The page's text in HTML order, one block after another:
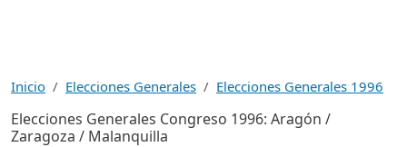
Inicio Elecciones Generales Elecciones Generales 1996
Elecciones Generales Congreso 1996: Aragón /
Zaragoza / Malanquilla